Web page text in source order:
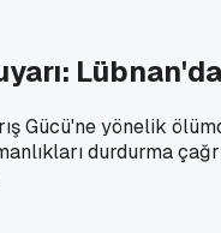
Lübnan'da
Gücü'ne yönelik
durdurma